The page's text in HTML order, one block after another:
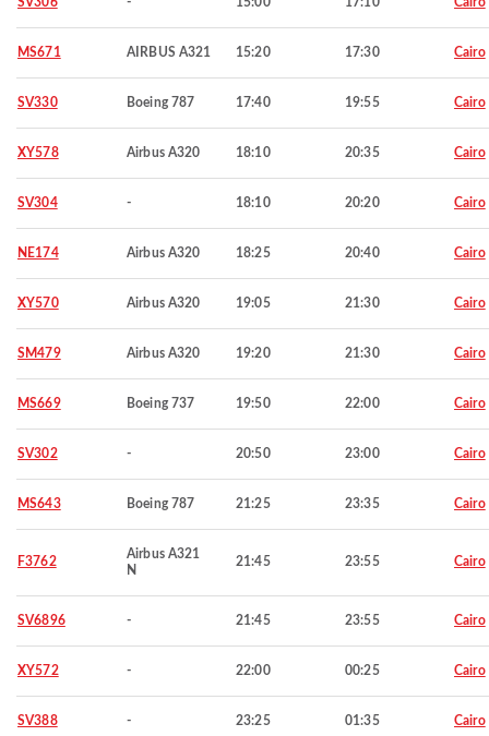
MS671 AIRBUS A321 15:20 17:30 Cairo
SV330 Boeing 787 17:40 19:55 Cairo
XY578 Airbus A320 18:10 20:35 Cairo
SV304 - 18:10 20:20 Cairo
NE174 Airbus A320 18:25 20:40 Cairo
XY570 Airbus A320 19:05 21:30 Cairo
SM479 Airbus A320 19:20 21:30 Cairo
MS669 Boeing 737 19:50 22:00 Cairo
SV302 - 20:50 23:00 Cairo
MS643 Boeing 787 21:25 23:35 Cairo
F3762
Airbus A321
N
21:45 23:55 Cairo
SV6896 - 21:45 23:55 Cairo
XY572 - 22:00 00:25 Cairo
SV388 - 23:25 01:35 Cairo